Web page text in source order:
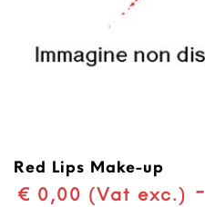
Red Lips Make-up
€ 0,00 (Vat exc.) -